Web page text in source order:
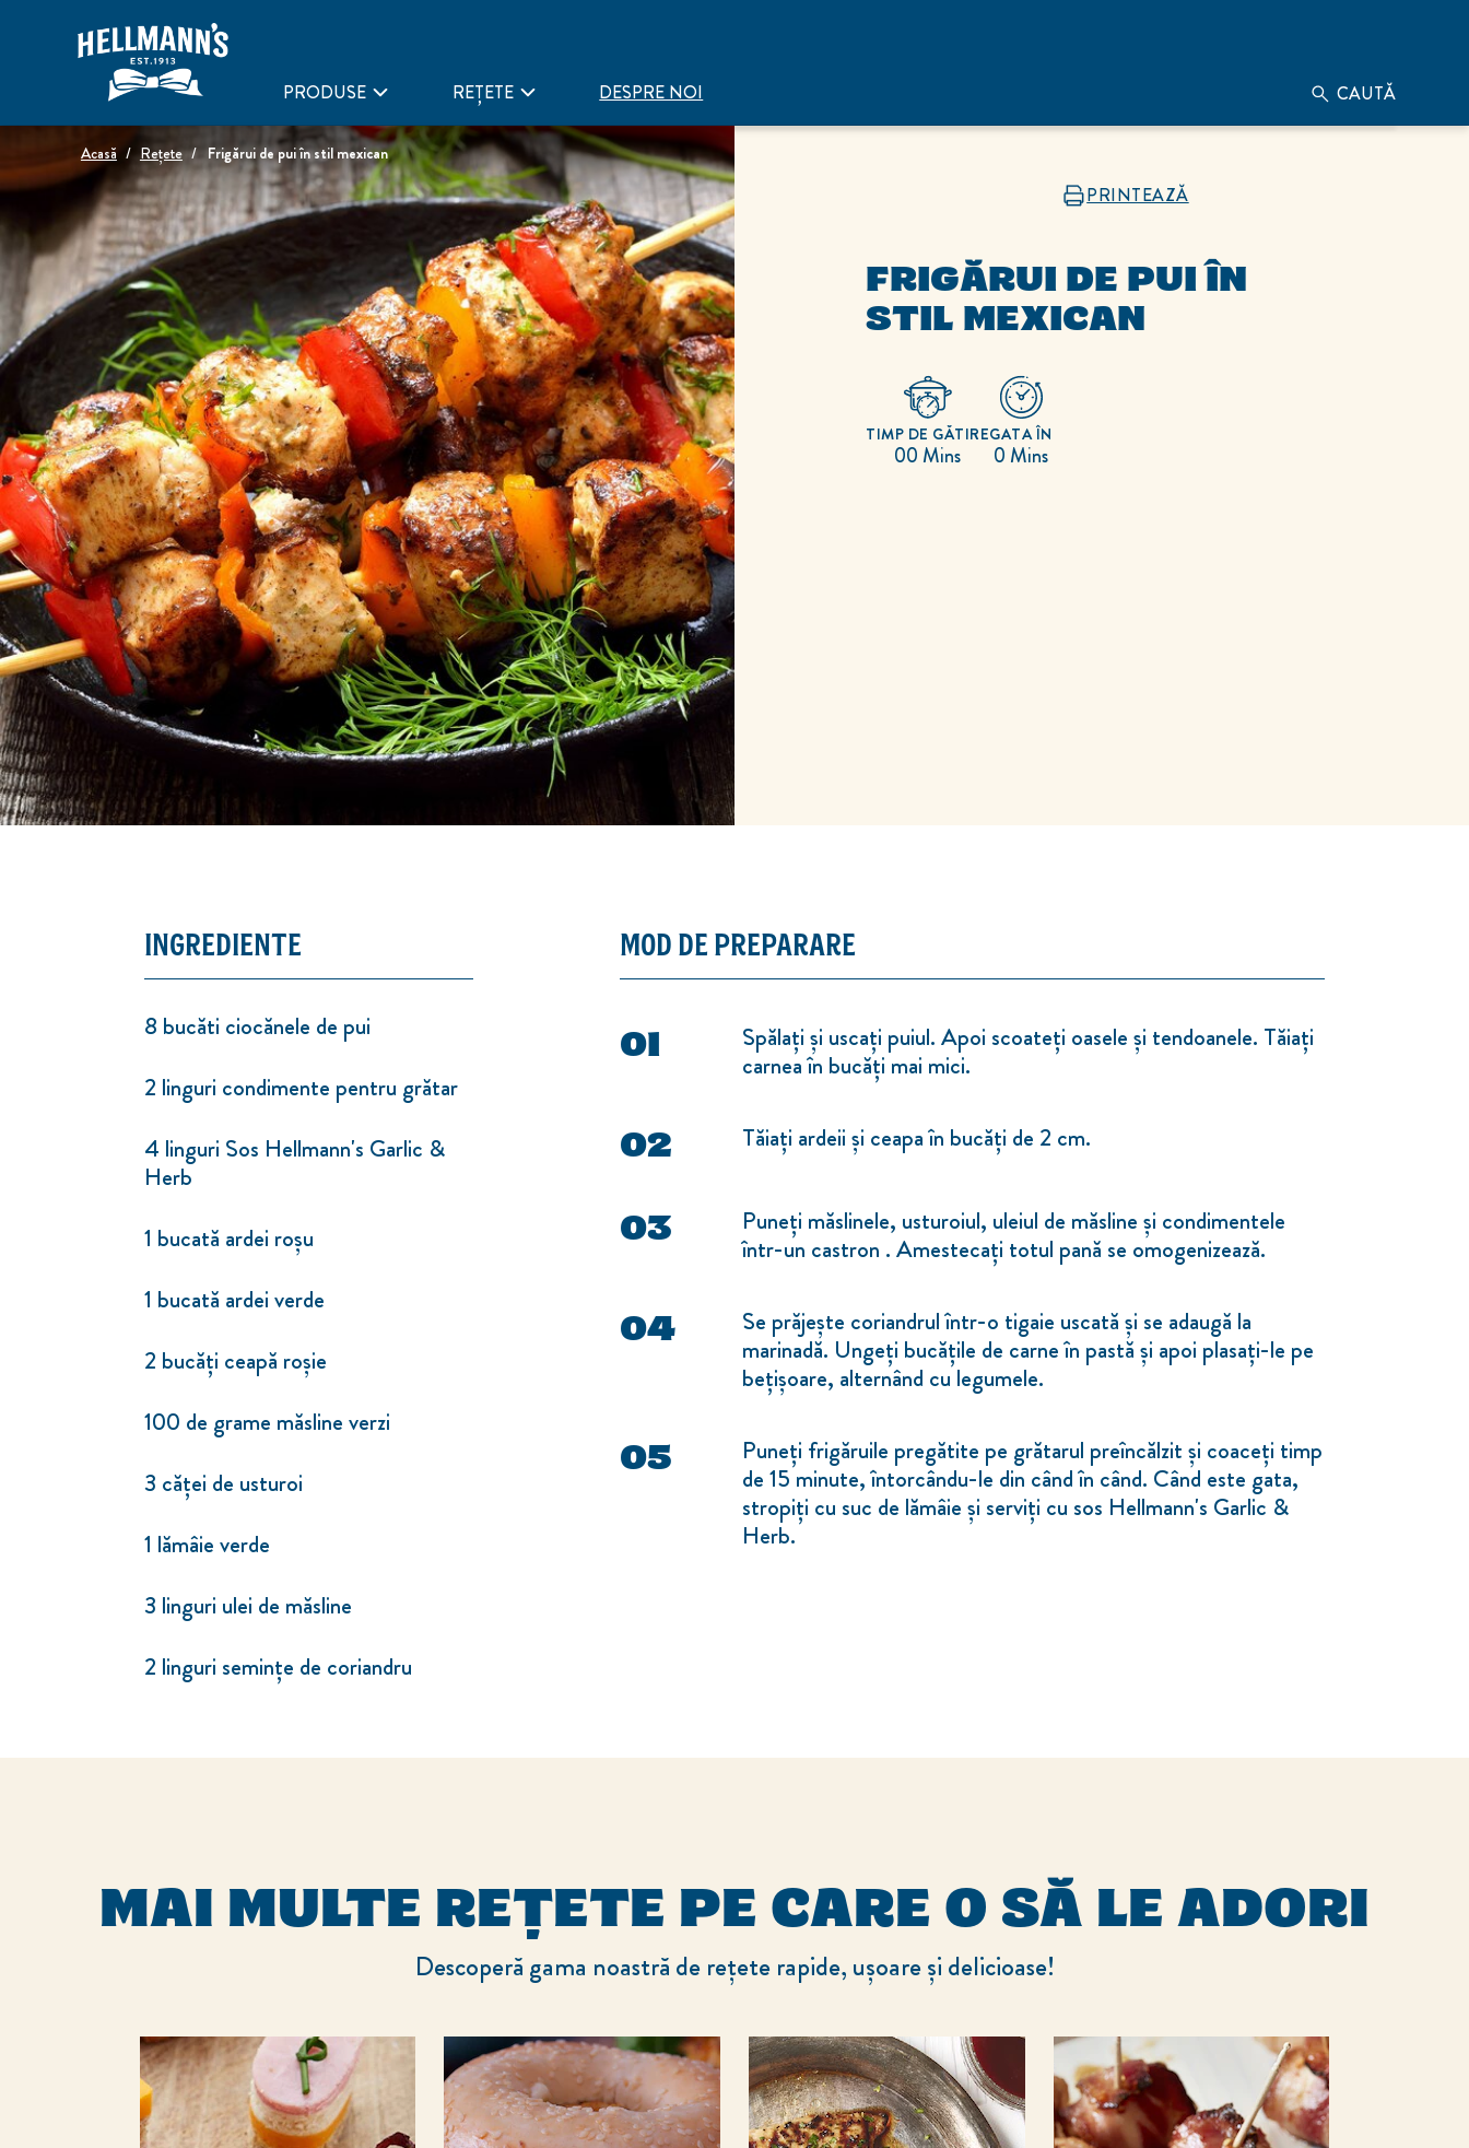
PRODUSE REȚETE DESPRE NOI CAUTĂ
Acasă Rețete Frigărui de pui în stil mexican
FRIGĂRUI DE PUI ÎN
STIL MEXICAN
00 Mins
TIMP DE GĂTIRE
0 Mins
GATA ÎN
INGREDIENTE
8 bucăti ciocănele de pui
2 linguri condimente pentru grătar
4 linguri Sos Hellmann's Garlic &
Herb
1 bucată ardei roşu
1 bucată ardei verde
2 bucăți ceapă roşie
100 de grame măsline verzi
3 căței de usturoi
1 lămâie verde
3 linguri ulei de măsline
2 linguri semințe de coriandru
MOD DE PREPARARE
PRINTEAZĂ
Spălați și uscați puiul. Apoi scoateți oasele și tendoanele. Tăiați
carnea în bucăți mai mici.
Tăiați ardeii și ceapa în bucăți de 2 cm.
Puneți măslinele, usturoiul, uleiul de măsline și condimentele
într-un castron . Amestecați totul pană se omogenizează.
Se prăjește coriandrul într-o tigaie uscată și se adaugă la
marinadă. Ungeți bucățile de carne în pastă și apoi plasați-le pe
bețișoare, alternând cu legumele.
Puneți frigăruile pregătite pe grătarul preîncălzit și coaceți timp
de 15 minute, întorcându-le din când în când. Când este gata,
stropiți cu suc de lămâie și serviți cu sos Hellmann's Garlic &
Herb.
MAI MULTE REȚETE PE CARE O SĂ LE ADORI
Descoperă gama noastră de rețete rapide, ușoare și delicioase!